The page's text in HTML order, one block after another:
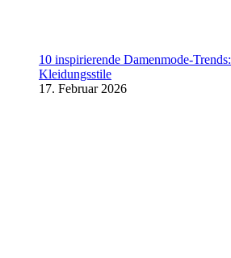
10 inspirierende Damenmode-
Kleidungsstile
17. Februar 2026